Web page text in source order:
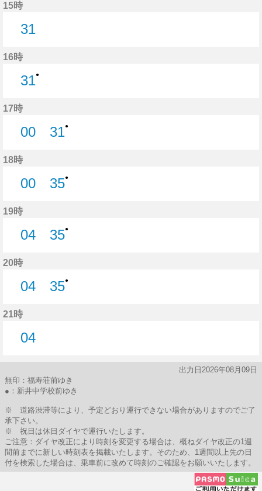
15時
31
16時
31●
17時
00
31●
18時
00
35●
19時
04
35●
20時
04
35●
21時
04
出力日2026年08月09日
無印：福寿荘前ゆき
●：新井中学校前ゆき
※ 道路渋滞等により、予定どおり運行できない場合がありますのでご了
承下さい。
※ 祝日は休日ダイヤで運行いたします。
ご注意：ダイヤ改正により時刻を変更する場合は、概ねダイヤ改正の1週
間前までに新しい時刻表を掲載いたします。そのため、1週間以上先の日
付を検索した場合は、乗車前に改めて時刻のご確認をお願いいたします。